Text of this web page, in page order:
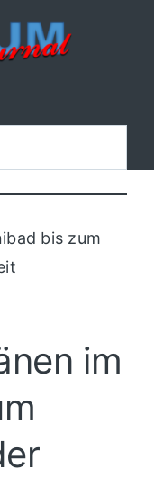
bis zum
im